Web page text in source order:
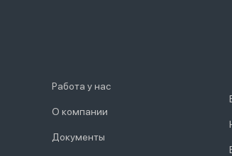
Работа у нас
О компании
Документы